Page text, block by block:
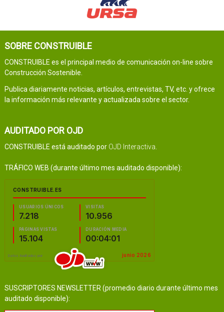
SOBRE CONSTRUIBLE
CONSTRUIBLE es el principal medio de comunicación on-line sobre
Construcción Sostenible.
Publica diariamente noticias, artículos, entrevistas, TV, etc. y ofrece
la información más relevante y actualizada sobre el sector.
AUDITADO POR OJD
CONSTRUIBLE está auditado por OJD Interactiva
TRÁFICO WEB (durante último mes auditado disponible):
SUSCRIPTORES NEWSLETTER (promedio diario durante último mes
auditado disponible):